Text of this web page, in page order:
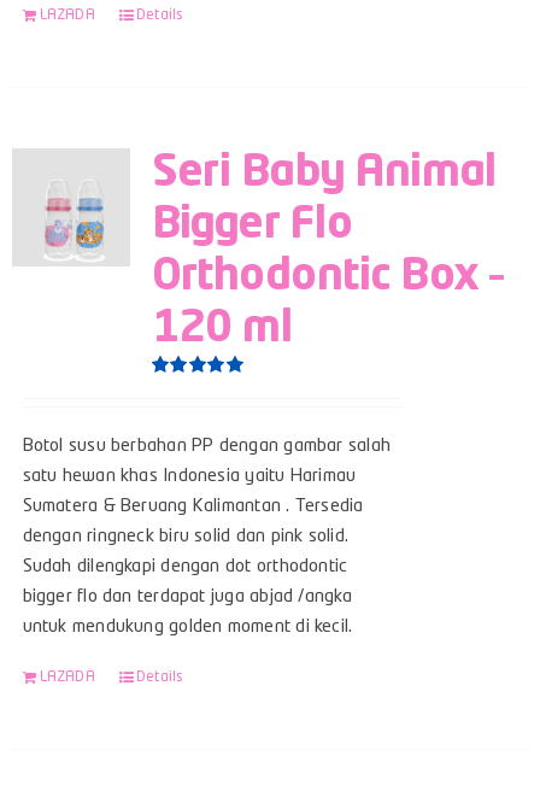
LAZADA Details
Seri Baby Animal
Bigger Flo
Orthodontic Box –
120 ml
Botol susu berbahan PP dengan gambar salah
satu hewan khas Indonesia yaitu Harimau
Sumatera & Beruang Kalimantan . Tersedia
dengan ringneck biru solid dan pink solid.
Sudah dilengkapi dengan dot orthodontic
bigger flo dan terdapat juga abjad /angka
untuk mendukung golden moment di kecil.
LAZADA Details